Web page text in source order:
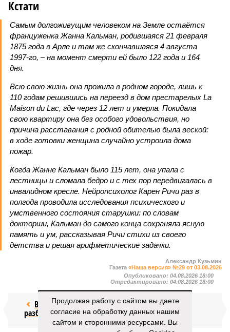
Кстати
Самым долгоживущим человеком на Земле остаётся
француженка Жанна Кальман, родившаяся 21 февраля
1875 года в Арле и там же скончавшаяся 4 августа
1997-го, – на момент смерти ей было 122 года и 164
дня.
Всю свою жизнь она прожила в родном городе, лишь к
110 годам решившись на переезд в дом престарелых La
Maison du Lac, где через 12 лет и умерла. Покидала
свою квартиру она без особого удовольствия, но
причина расставания с родной обителью была веской:
в ходе готовки женщина случайно устроила дома
пожар.
Когда Жанне Кальман было 115 лет, она упала с
лестницы и сломала бедро и с тех пор передвигалась в
инвалидном кресле. Нейропсихолог Карен Ричи раз в
полгода проводила исследования психического и
умственного состояния старушки: по словам
докторши, Кальман до самого конца сохраняла ясную
память и ум, рассказывая Ричи стихи из своего
детства и решая арифметические задачки.
Александр Кузьмин
Газета «Наша версия» №29 от 03.08.2026
Опубликовано: 04.08.2026 18:00
Отредактировано: 04.08.2026 18:00
Воры без
разбора
Последние
времена
Продолжая работу с сайтом вы даете
согласие на обработку данных нашим
сайтом и сторонними ресурсами. Вы